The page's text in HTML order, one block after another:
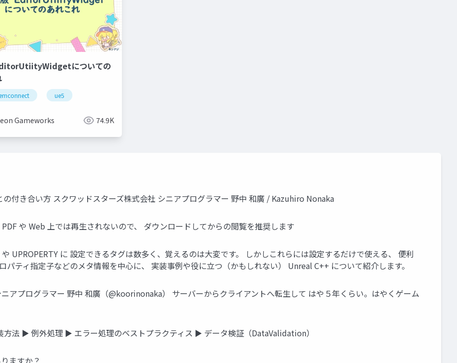
についての
ue5
Gameworks 74.9K
付き合い方 スクワッドスターズ株式会社 シニアプログラマー 野中 和廣 / Kazuhiro Nonaka
や Web 上では再生されないので、 ダウンロードしてからの閲覧を推奨します
UPROPERTY に 設定できるタグは数多く、覚えるのは大変です。 しかしこれらには設定するだけで使える、 便利
パティ指定子などのメタ情報を中心に、 実装事例や役に立つ（かもしれない） Unreal C++ について紹介します。
アプログラマー 野中 和廣（@koorinonaka） サーバーからクライアントへ転生して はや５年くらい。はやくゲーム
法 ► 例外処理 ► エラー処理のベストプラクティス ► データ検証（DataValidation）